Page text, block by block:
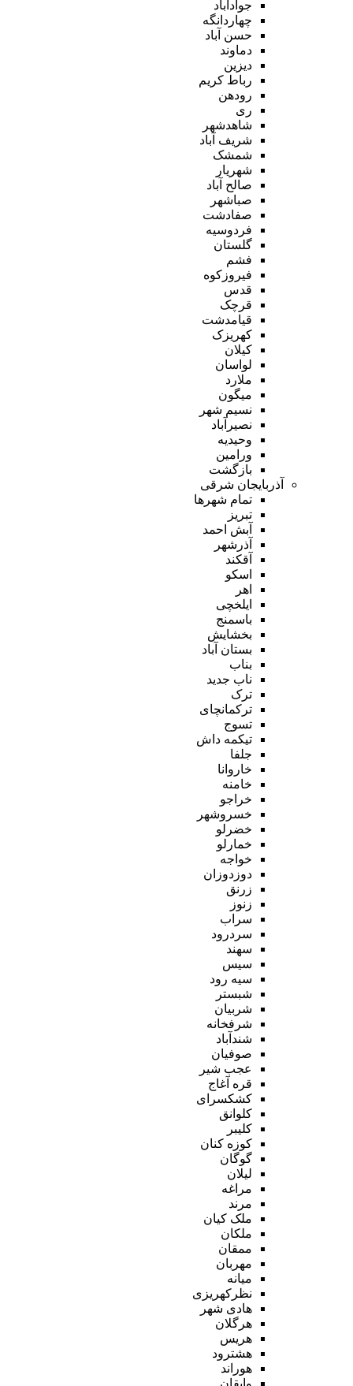
جوادآباد
چهاردانگه
حسن آباد
دماوند
دیزین
رباط کریم
رودهن
ری
شاهدشهر
شریف آباد
شمشک
شهریار
صالح آباد
صباشهر
صفادشت
فردوسیه
گلستان
فشم
فیروزکوه
قدس
قرچک
قیامدشت
کهریزک
کیلان
لواسان
ملارد
میگون
نسیم شهر
نصیرآباد
وحیدیه
ورامین
بازگشت
آذربایجان شرقی
تمام شهر‌ها
تبریز
آبش احمد
آذرشهر
آقکند
اسکو
اهر
ایلخچی
باسمنج
بخشایش
بستان آباد
بناب
ناب جدید
ترک
ترکمانچای
تسوج
تیکمه داش
جلفا
خاروانا
خامنه
خراجو
خسروشهر
خضرلو
خمارلو
خواجه
دوزدوزان
زرنق
زنوز
سراب
سردرود
سهند
سیس
سیه رود
شبستر
شربیان
شرفخانه
شندآباد
صوفیان
عجب شیر
قره آغاج
کشکسرای
کلوانق
کلیبر
کوزه کنان
گوگان
لیلان
مراغه
مرند
ملک کیان
ملکان
ممقان
مهربان
میانه
نظرکهریزی
هادی شهر
هرگلان
هریس
هشترود
هوراند
وایقان